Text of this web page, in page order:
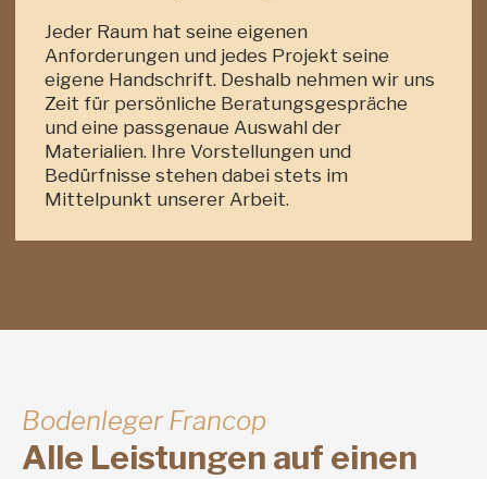
Jeder Raum hat seine eigenen
Anforderungen und jedes Projekt seine
eigene Handschrift. Deshalb nehmen wir uns
Zeit für persönliche Beratungsgespräche
und eine passgenaue Auswahl der
Materialien. Ihre Vorstellungen und
Bedürfnisse stehen dabei stets im
Mittelpunkt unserer Arbeit.
Bodenleger Francop
Alle Leistungen auf einen